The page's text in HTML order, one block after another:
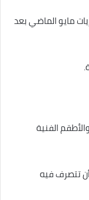
مايو الماضي بعد
الفنية
‏‏تتصرف ‏فيه